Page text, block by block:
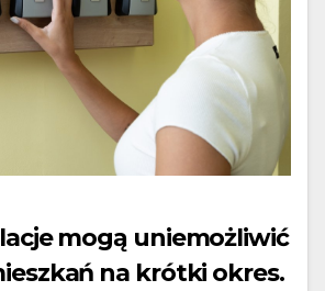
mogą uniemożliwić
na krótki okres.